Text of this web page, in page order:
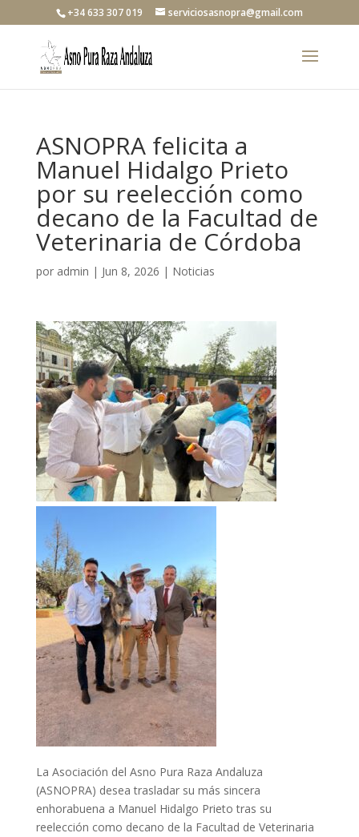
+34 633 307 019 serviciosasnopra@gmail.com
ASNOPRA felicita a
Manuel Hidalgo Prieto
por su reelección como
decano de la Facultad de
Veterinaria de Córdoba
por admin | Jun 8, 2026 | Noticias
La Asociación del Asno Pura Raza Andaluza
(ASNOPRA) desea trasladar su más sincera
enhorabuena a Manuel Hidalgo Prieto tras su
reelección como decano de la Facultad de Veterinaria